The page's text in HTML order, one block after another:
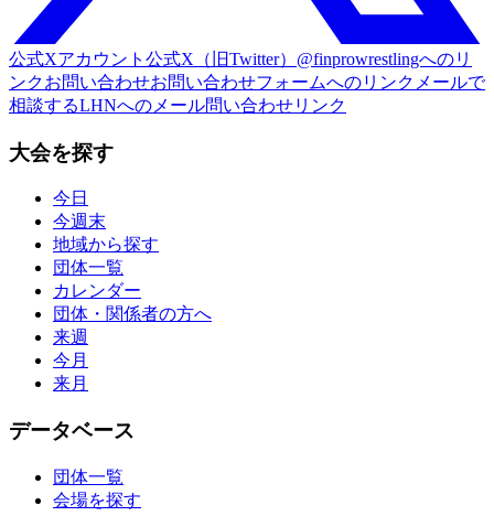
公式Xアカウント 公式X（旧Twitter）@finprowrestlingへのリ
ンクお問い合わせお問い合わせフォームへのリンク メールで
相談するLHNへのメール問い合わせリンク
大会を探す
今日
今週末
地域から探す
団体一覧
カレンダー
団体・関係者の方へ
来週
今月
来月
データベース
団体一覧
会場を探す